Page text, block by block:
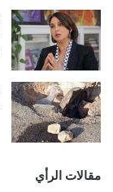
مقالات الرأي